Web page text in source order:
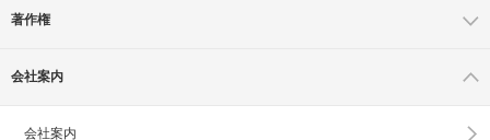
著作権
会社案内
会社案内